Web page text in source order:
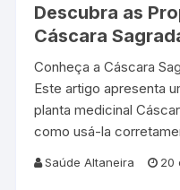
Descubra as
Cáscara
Conheça a Cáscara
Este artigo apresenta
planta medicinal
como usá-la
Saúde Altaneira 20